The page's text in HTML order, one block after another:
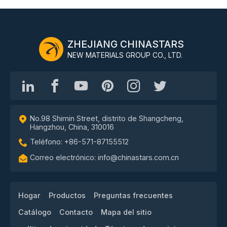
ZHEJIANG CHINASTARS
NEW MATERIALS GROUP CO., LTD.
No.98 Shimin Street, distrito de Shangcheng,
Hangzhou, China, 310016
Teléfono: +86-571-87155512
Correo electrónico: info@chinastars.com.cn
Hogar Productos
Preguntas frecuentes
Catálogo
Contacto
Mapa del sitio